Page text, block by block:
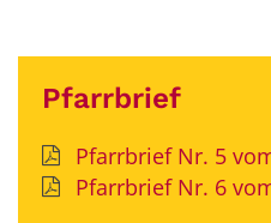
Pfarrbrief
Pfarrbrief Nr. 5
Pfarrbrief Nr. 6